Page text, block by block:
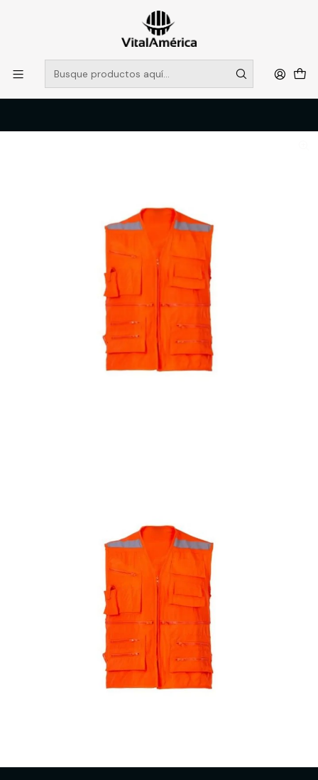
POR SISTEMA FRONTAL SOLO RETIROS EN TIENDA, DESDE
MUCHAS GRACIAS +569 5956 2237
Leer más
Catálogo
VESTIMENTA TECNICA Y CORPORATIVA
OVEROLES Y CHALECOS GEOLOGOS
GEOLOGO GABARDINA NARANJO ATOX T-S